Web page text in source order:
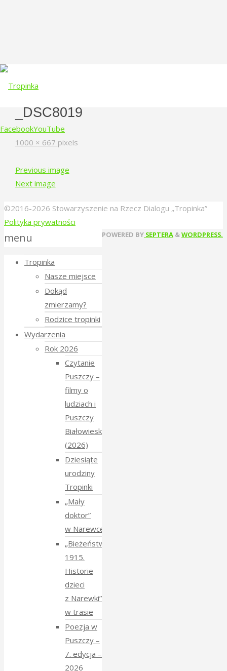
FacebookYouTube
content
_DSC8019
Full
1000 × 667 pixels
Previous image
Next image
©2016-2026 Stowarzyszenie na Rzecz Dialogu „Tropinka”
Polityka prywatności
POWERED BY SEPTERA &WORDPRESS.
Back
Top
menu
Tropinka
Nasze miejsce
Dokąd
zmierzamy?
Rodzice tropinki
Wydarzenia
Rok 2026
Czytanie
Puszczy –
filmy o
ludziach i
Puszczy
Białowieskiej
(2026)
Dziesiąte
urodziny
Tropinki
„Mały
doktor”
w Narewce
„Bieżeństwo
1915.
Historie
dzieci
z Narewki”
w trasie
Poezja w
Puszczy –
7. edycja –
2026